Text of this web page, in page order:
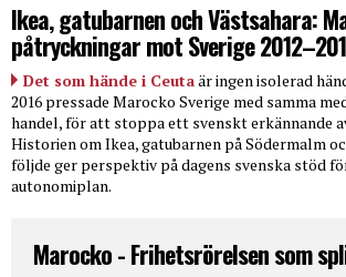
Ikea, gatubarnen och Västsahara:
påtryckningar mot Sverige
Det som hände i Ceutaär ingen isolerad
2016 pressade Marocko Sverige med samma
handel, för att stoppa ett svenskt erkännande
Historien om Ikea, gatubarnen på Södermalm
följde ger perspektiv på dagens svenska stöd
autonomiplan.
Marocko - Frihetsrörelsen som